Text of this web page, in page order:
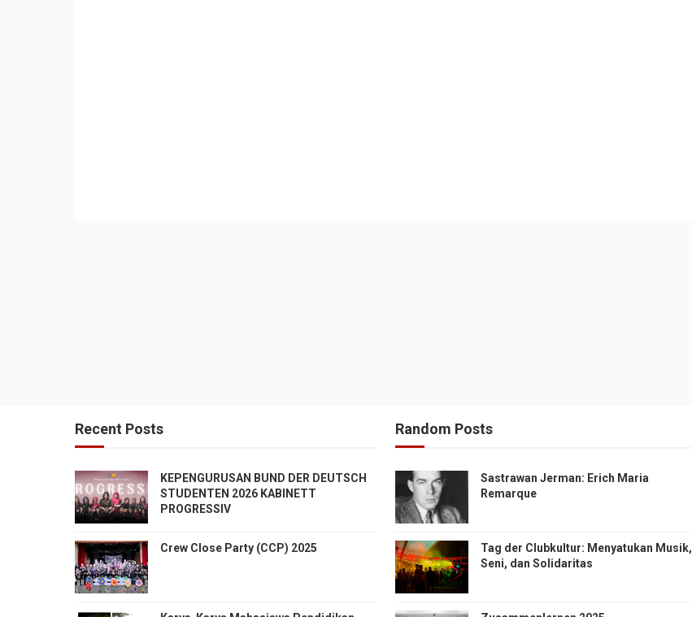
Recent Posts
KEPENGURUSAN BUND DER DEUTSCH
STUDENTEN 2026 KABINETT
PROGRESSIV
Crew Close Party (CCP) 2025
Random Posts
Sastrawan Jerman: Erich Maria
Remarque
Tag der Clubkultur: Menyatukan Musik,
Seni, dan Solidaritas